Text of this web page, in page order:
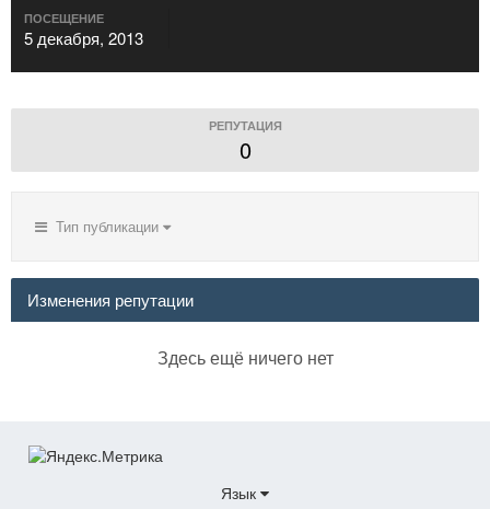
ПОСЕЩЕНИЕ
5 декабря, 2013
РЕПУТАЦИЯ
0
Тип публикации
Изменения репутации
Здесь ещё ничего нет
Язык